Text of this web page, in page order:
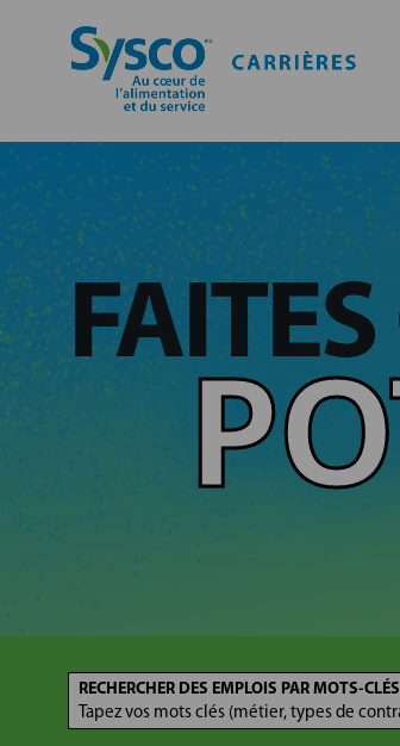
RECHERCHER DES EMPLOIS PAR MOTS-CLÉS